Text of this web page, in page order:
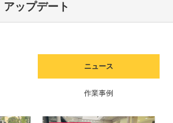
アップデート
ニュース
作業事例